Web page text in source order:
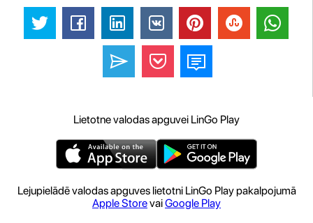
Lietotne valodas apguvei LinGo Play
Lejupielādē valodas apguves lietotni LinGo Play pakalpojumā
Apple StorevaiGoogle Play